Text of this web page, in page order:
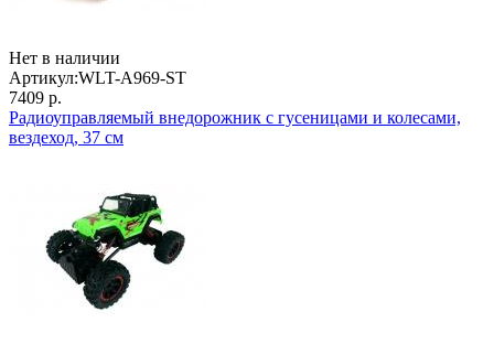
Нет в наличии
Артикул:WLT-A969-ST
7409 р.
Радиоуправляемый внедорожник с гусеницами и колесами,
вездеход, 37 см